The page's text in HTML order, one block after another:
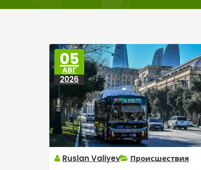
05
АВГ
2026
Ruslan Valiyev Происшествия